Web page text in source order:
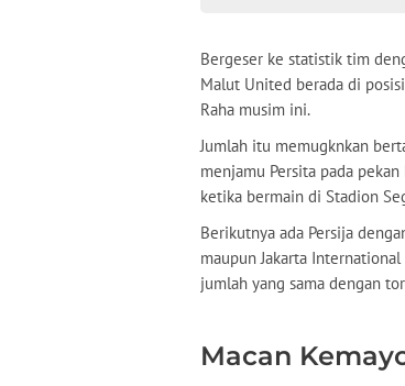
Bergeser ke statistik tim
Malut United berada di
Raha musim ini.
Jumlah itu memugknkan
menjamu Persita pada
ketika bermain di Stadion
Berikutnya ada Persija
maupun Jakarta
jumlah yang sama dengan
Macan